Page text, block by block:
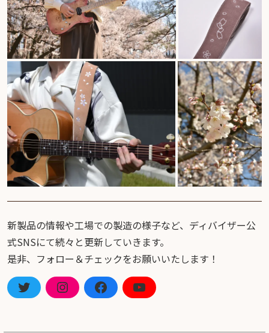
新製品の情報や工場での製造の様子など、ディバイザー公
式SNSにて続々と更新していきます。
是非、フォロー＆チェックをお願いいたします！